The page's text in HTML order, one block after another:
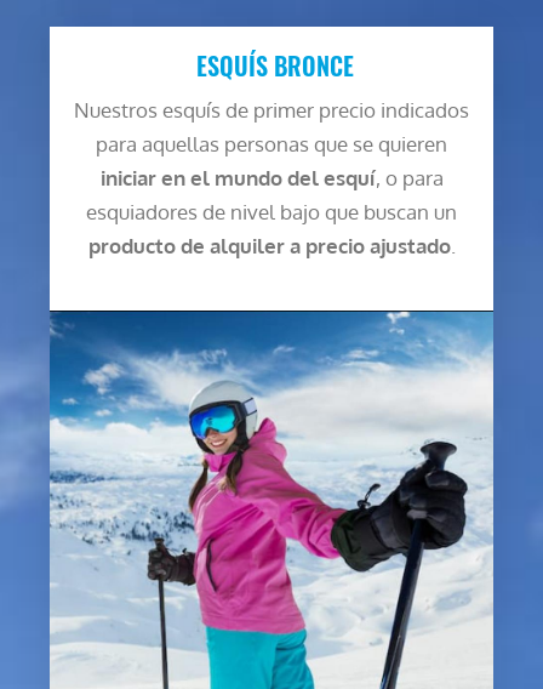
ESQUÍS BRONCE
Nuestros esquís de primer precio indicados
para aquellas personas que se quieren
iniciar en el mundo del esquí, o para
esquiadores de nivel bajo que buscan un
producto de alquiler a precio ajustado.